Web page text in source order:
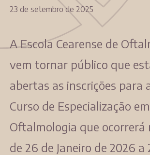
23 de setembro de 2025
A Escola Cearense de
vem tornar público que
abertas as inscrições para
Curso de Especialização em
Oftalmologia que ocorrerá
de 26 de Janeiro de 2026 a